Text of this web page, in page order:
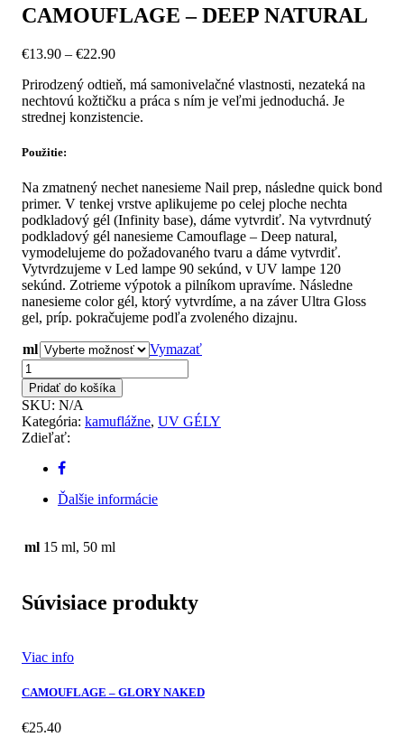
CAMOUFLAGE – DEEP NATURAL
€13.90 – €22.90Price
€13.90
through
€22.90
Prirodzený odtieň, má samonivelačné vlastnosti, nezateká na
nechtovú kožtičku a práca s ním je veľmi jednoduchá. Je
strednej konzistencie.
Použitie:
Na zmatnený nechet nanesieme Nail prep, následne quick bond
primer. V tenkej vrstve aplikujeme po celej ploche nechta
podkladový gél (Infinity base), dáme vytvrdiť. Na vytvrdnutý
podkladový gél nanesieme Camouflage – Deep natural,
vymodelujeme do požadovaného tvaru a dáme vytvrdiť.
Vytvrdzujeme v Led lampe 90 sekúnd, v UV lampe 120
sekúnd. Zotrieme výpotok a pilníkom upravíme. Následne
nanesieme color gél, ktorý vytvrdíme, a na záver Ultra Gloss
gel, príp. pokračujeme podľa zvoleného dizajnu.
ml
Vymazať
množstvo
CAMOUFLAGE
-
DEEP
NATURAL
Pridať do košíka
SKU: N/A
Kategória: kamuflážne, UV GÉLY
Zdieľať:
Ďalšie informácie
ml 15 ml, 50 ml
Súvisiace produkty
Viac info
CAMOUFLAGE – GLORY NAKED
€25.40